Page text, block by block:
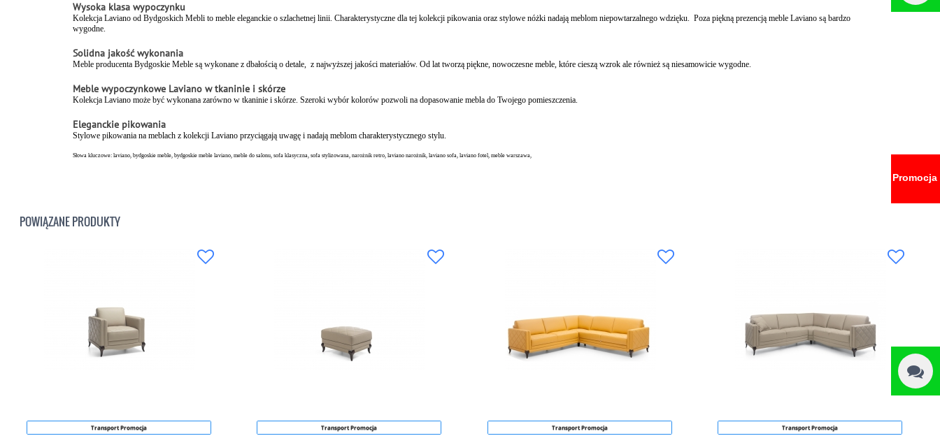
Wysoka klasa wypoczynku
Kolekcja Laviano od Bydgoskich Mebli to meble eleganckie o szlachetnej linii. Charakterystyczne dla tej kolekcji pikowania oraz stylowe nóżki nadają meblom niepowtarzalnego wdzięku. Poza piękną prezencją meble Laviano są bardzo
wygodne.
Solidna jakość wykonania
Meble producenta Bydgoskie Meble są wykonane z dbałością o detale, z najwyższej jakości materiałów. Od lat tworzą piękne, nowoczesne meble, które cieszą wzrok ale również są niesamowicie wygodne.
Meble wypoczynkowe Laviano w tkaninie i skórze
Kolekcja Laviano może być wykonana zarówno w tkaninie i skórze. Szeroki wybór kolorów pozwoli na dopasowanie mebla do Twojego pomieszczenia.
Eleganckie pikowania
Stylowe pikowania na meblach z kolekcji Laviano przyciągają uwagę i nadają meblom charakterystycznego stylu.
Słowa kluczowe: laviano, bydgoskie meble, bydgoskie meble laviano, meble do salonu, sofa klasyczna, sofa stylizowana, narożnik retro, laviano narożnik, laviano sofa, laviano fotel, meble warszawa,
POWIĄZANE PRODUKTY
Transport Promocja Transport Promocja Transport Promocja Transport Promocja
Promocja